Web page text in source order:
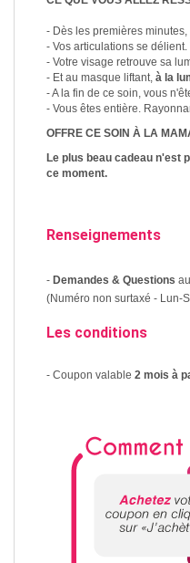
- Dès les premières
- Vos articulations se délient.
- Votre visage retrouve sa
- Et au masque liftant, à la
- A la fin de ce soin, vous
- Vous êtes entière.
OFFRE CE SOIN À LA
Le plus beau cadeau n'est
ce moment.
Renseignements
- Demandes & Questions au
(Numéro non surtaxé - Lun-
Les conditions
- Coupon valable 2 mois à